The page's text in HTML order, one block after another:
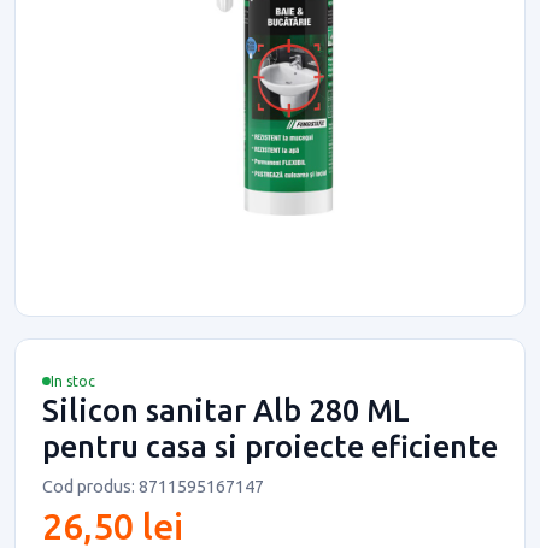
In stoc
Silicon sanitar Alb 280 ML
pentru casa si proiecte eficiente
Cod produs: 8711595167147
26,50 lei